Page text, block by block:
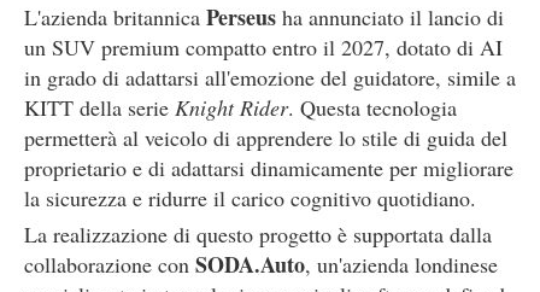
L'azienda britannica Perseus ha annunciato il lancio di
un SUV premium compatto entro il 2027, dotato di AI
in grado di adattarsi all'emozione del guidatore, simile a
KITT della serie Knight Rider. Questa tecnologia
permetterà al veicolo di apprendere lo stile di guida del
proprietario e di adattarsi dinamicamente per migliorare
la sicurezza e ridurre il carico cognitivo quotidiano.
La realizzazione di questo progetto è supportata dalla
collaborazione con SODA.Auto, un'azienda londinese